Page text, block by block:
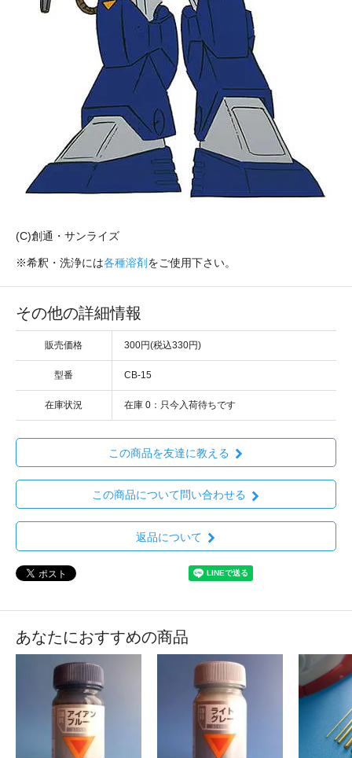
(C)創通・サンライズ
※希釈・洗浄には各種溶剤 をご使用下さい。
その他の詳細情報
販売価格 300円(税込330円)
型番 CB-15
在庫状況 在庫 0：只今入荷待ちです
この商品を友達に教える
この商品について問い合わせる
返品について
あなたにおすすめの商品